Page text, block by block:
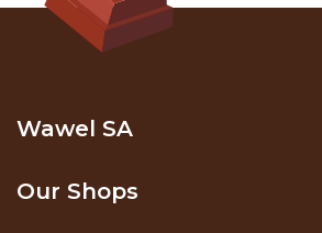
Wawel SA
Our Shops